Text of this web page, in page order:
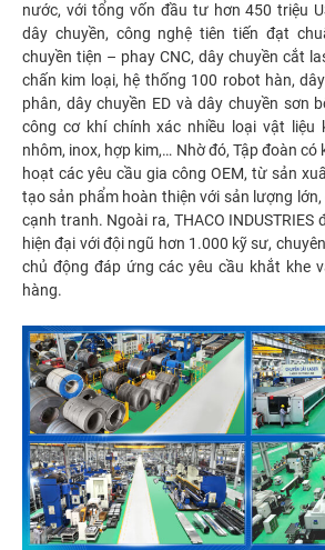
nước, với tổng vốn đầu tư hơn 450 triệu
dây chuyền, công nghệ tiên tiến đạt
chuyền tiện – phay CNC, dây chuyền cắt
chấn kim loại, hệ thống 100 robot hàn,
phân, dây chuyền ED và dây chuyền sơn
công cơ khí chính xác nhiều loại vật liệu
nhôm, inox, hợp kim,… Nhờ đó, Tập đoàn
hoạt các yêu cầu gia công OEM, từ sản
tạo sản phẩm hoàn thiện với sản lượng
cạnh tranh. Ngoài ra, THACO INDUSTRIES
hiện đại với đội ngũ hơn 1.000 kỹ sư,
chủ động đáp ứng các yêu cầu khắt khe
hàng.